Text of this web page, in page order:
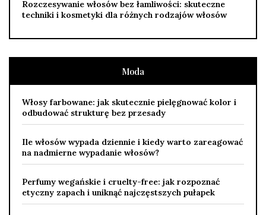
Rozczesywanie włosów bez łamliwości: skuteczne
techniki i kosmetyki dla różnych rodzajów włosów
Moda
Włosy farbowane: jak skutecznie pielęgnować kolor i
odbudować strukturę bez przesady
Ile włosów wypada dziennie i kiedy warto zareagować
na nadmierne wypadanie włosów?
Perfumy wegańskie i cruelty-free: jak rozpoznać
etyczny zapach i uniknąć najczęstszych pułapek